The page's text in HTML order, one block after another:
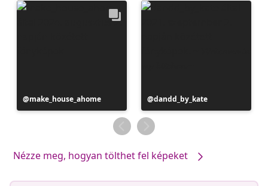
Bejegyzés
közzétevője
make_house_ahome
Bejegyzés
közzétevője
dandd_by_kate
Nézze meg, hogyan tölthet fel képeket